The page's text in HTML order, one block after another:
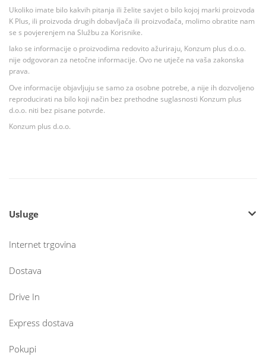
Ukoliko imate bilo kakvih pitanja ili želite savjet o bilo kojoj marki proizvoda
K Plus, ili proizvoda drugih dobavljača ili proizvođača, molimo obratite nam
se s povjerenjem na Službu za Korisnike.
Iako se informacije o proizvodima redovito ažuriraju, Konzum plus d.o.o.
nije odgovoran za netočne informacije. Ovo ne utječe na vaša zakonska
prava.
Ove informacije objavljuju se samo za osobne potrebe, a nije ih dozvoljeno
reproducirati na bilo koji način bez prethodne suglasnosti Konzum plus
d.o.o. niti bez pisane potvrde.
Konzum plus d.o.o.
Usluge
Internet trgovina
Dostava
Drive In
Express dostava
Pokupi